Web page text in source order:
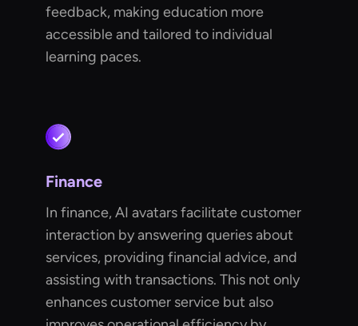
feedback, making education more
accessible and tailored to individual
learning paces.
Finance
In finance, AI avatars facilitate customer
interaction by answering queries about
services, providing financial advice, and
assisting with transactions. This not only
enhances customer service but also